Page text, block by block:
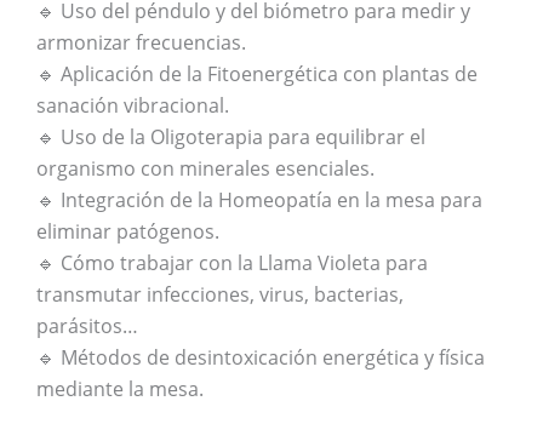
🔹 Uso del péndulo y del biómetro para medir y
armonizar frecuencias.
🔹 Aplicación de la Fitoenergética con plantas de
sanación vibracional.
🔹 Uso de la Oligoterapia para equilibrar el
organismo con minerales esenciales.
🔹 Integración de la Homeopatía en la mesa para
eliminar patógenos.
🔹 Cómo trabajar con la Llama Violeta para
transmutar infecciones, virus, bacterias,
parásitos…
🔹 Métodos de desintoxicación energética y física
mediante la mesa.